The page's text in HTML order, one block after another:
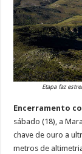
Etapa faz
Encerramento
sábado (18), a
chave de ouro a
metros de